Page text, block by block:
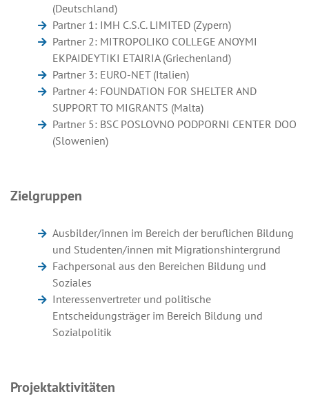
(Deutschland)
Partner 1: IMH C.S.C. LIMITED (Zypern)
Partner 2: MITROPOLIKO COLLEGE ANOYMI
EKPAIDEYTIKI ETAIRIA (Griechenland)
Partner 3: EURO-NET (Italien)
Partner 4: FOUNDATION FOR SHELTER AND
SUPPORT TO MIGRANTS (Malta)
Partner 5: BSC POSLOVNO PODPORNI CENTER DOO
(Slowenien)
Zielgruppen
Ausbilder/innen im Bereich der beruflichen Bildung
und Studenten/innen mit Migrationshintergrund
Fachpersonal aus den Bereichen Bildung und
Soziales
Interessenvertreter und politische
Entscheidungsträger im Bereich Bildung und
Sozialpolitik
Projektaktivitäten